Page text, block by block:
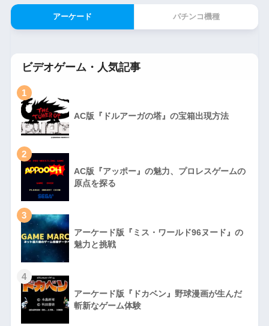
アーケード パチンコ機種
ビデオゲーム・人気記事
1
AC版『ドルアーガの塔』の宝箱出現方法
2
AC版『アッポー』の魅力、プロレスゲームの
原点を探る
3
アーケード版『ミス・ワールド96ヌード』の
魅力と挑戦
4
アーケード版『ドカベン』野球漫画が生んだ
斬新なゲーム体験